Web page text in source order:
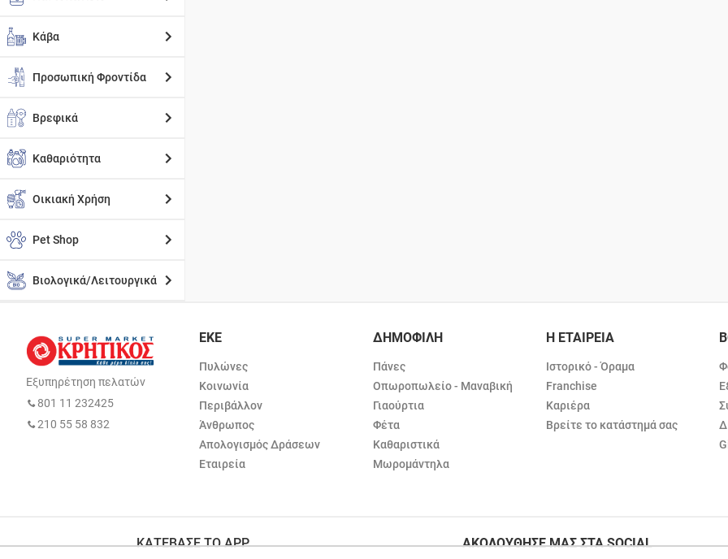
Κάβα
Προσωπική Φροντίδα
Βρεφικά
Καθαριότητα
Οικιακή Χρήση
Pet Shop
Βιολογικά/Λειτουργικά
Εξυπηρέτηση πελατών
801 11 232425
210 55 58 832
ΕΚΕ
Πυλώνες
Κοινωνία
Περιβάλλον
Άνθρωπος
Απολογισμός Δράσεων
Εταιρεία
ΔΗΜΟΦΙΛΗ
Πάνες
Οπωροπωλείο - Μαναβική
Γιαούρτια
Φέτα
Καθαριστικά
Μωρομάντηλα
Η ΕΤΑΙΡΕΙΑ
Ιστορικό - Όραμα
Franchise
Καριέρα
Βρείτε το κατάστημά σας
ΚΑΤΕΒΑΣΕ ΤΟ APP ΑΚΟΛΟΥΘΗΣΕ ΜΑΣ ΣΤΑ SOCIAL